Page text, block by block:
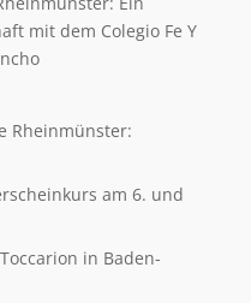
mit dem Colegio Fe Y
Rheinmünster:
am 6. und
in Baden-